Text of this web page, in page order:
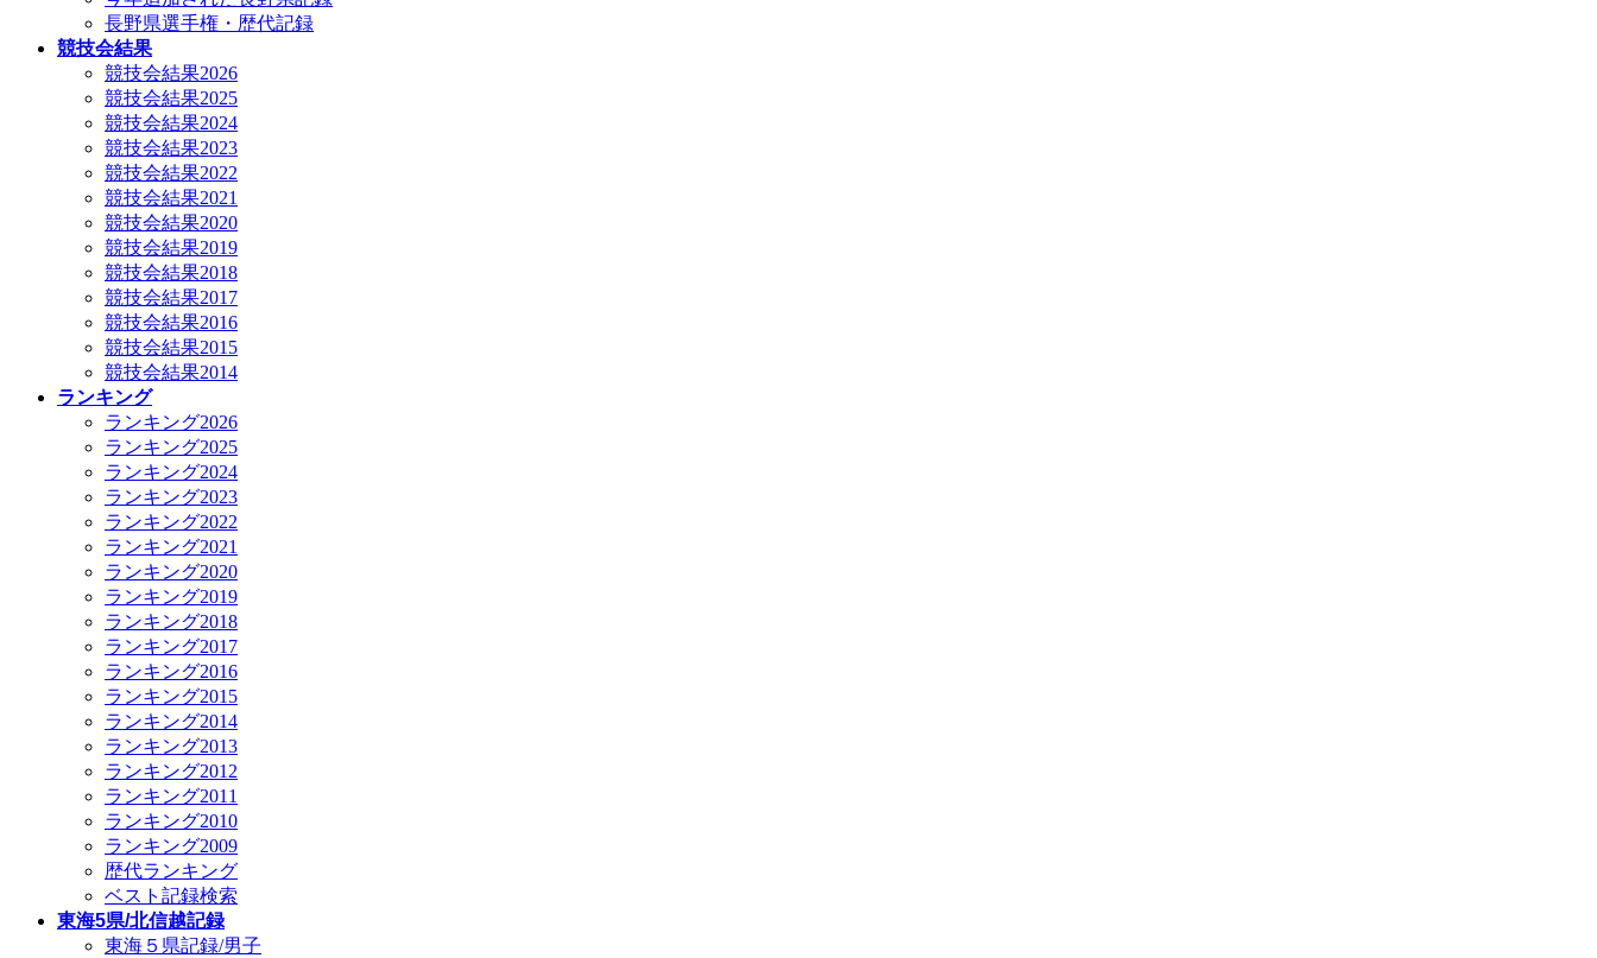
長野県選手権・歴代記録
競技会結果
競技会結果2026
競技会結果2025
競技会結果2024
競技会結果2023
競技会結果2022
競技会結果2021
競技会結果2020
競技会結果2019
競技会結果2018
競技会結果2017
競技会結果2016
競技会結果2015
競技会結果2014
ランキング
ランキング2026
ランキング2025
ランキング2024
ランキング2023
ランキング2022
ランキング2021
ランキング2020
ランキング2019
ランキング2018
ランキング2017
ランキング2016
ランキング2015
ランキング2014
ランキング2013
ランキング2012
ランキング2011
ランキング2010
ランキング2009
歴代ランキング
ベスト記録検索
東海5県/北信越記録
東海５県記録/男子